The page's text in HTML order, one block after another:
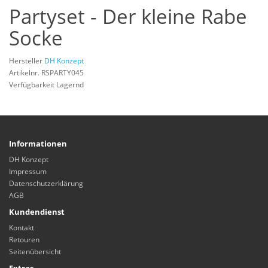
Partyset - Der kleine Rabe
Socke
Hersteller DH Konzept
Artikelnr. RSPARTY045
Verfügbarkeit Lagernd
Informationen
DH Konzept
Impressum
Datenschutzerklärung
AGB
Kundendienst
Kontakt
Retouren
Seitenübersicht